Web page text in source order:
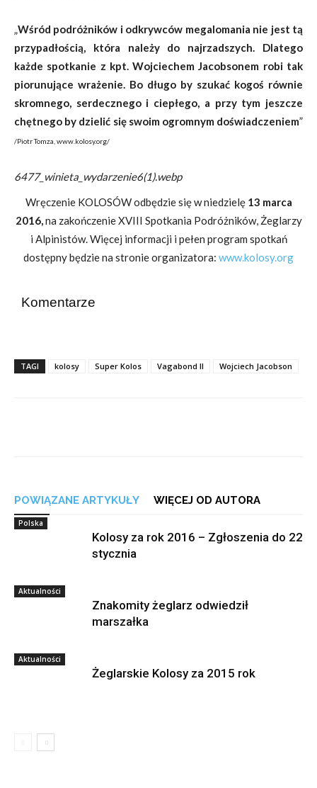
„Wśród podróżników i odkrywców megalomania nie jest tą
przypadłością, która należy do najrzadszych. Dlatego
każde spotkanie z kpt. Wojciechem Jacobsonem robi tak
piorunujące wrażenie. Bo długo by szukać kogoś równie
skromnego, serdecznego i ciepłego, a przy tym jeszcze
chętnego by dzielić się swoim ogromnym doświadczeniem”
/Piotr Tomza, www.kolosy.org/
6477_winieta_wydarzenie6(1).webp
Wręczenie KOLOSÓW odbędzie się w niedzielę13 marca
2016,na zakończenie XVIII Spotkania Podróżników, Żeglarzy
i Alpinistów. Więcej informacji i pełen program spotkań
dostępny będzie na stronie organizatora: www.kolosy.org
Komentarze
TAGI kolosy Super Kolos Vagabond II Wojciech Jacobson
POWIĄZANE ARTYKUŁY WIĘCEJ OD AUTORA
Polska
Kolosy za rok 2016 – Zgłoszenia do 22
stycznia
Aktualności
Znakomity żeglarz odwiedził
marszałka
Aktualności
Żeglarskie Kolosy za 2015 rok